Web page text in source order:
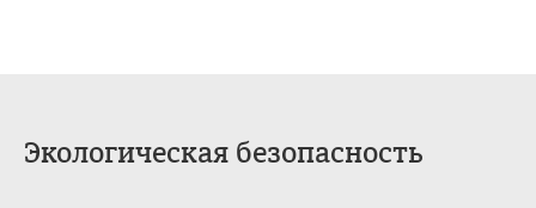
Экологическая безопасность